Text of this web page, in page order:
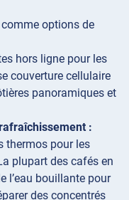
options de
hors ligne pour les
couverture cellulaire
panoramiques et
:
thermos pour les
plupart des cafés en
l’eau bouillante pour
des concentrés